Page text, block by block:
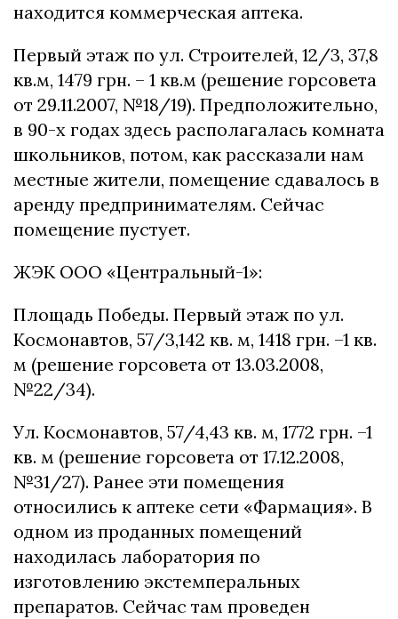
находится коммерческая аптека.
Первый этаж по ул. Строителей, 12/3, 37,8
кв.м, 1479 грн. – 1 кв.м (решение горсовета
от 29.11.2007, №18/19). Предположительно,
в 90-х годах здесь располагалась комната
школьников, потом, как рассказали нам
местные жители, помещение сдавалось в
аренду предпринимателям. Сейчас
помещение пустует.
ЖЭК ООО «Центральный-1»:
Площадь Победы. Первый этаж по ул.
Космонавтов, 57/3,142 кв. м, 1418 грн. –1 кв.
м (решение горсовета от 13.03.2008,
№22/34).
Ул. Космонавтов, 57/4,43 кв. м, 1772 грн. –1
кв. м (решение горсовета от 17.12.2008,
№31/27). Ранее эти помещения
относились к аптеке сети «Фармация». В
одном из проданных помещений
находилась лаборатория по
изготовлению экстемперальных
препаратов. Сейчас там проведен